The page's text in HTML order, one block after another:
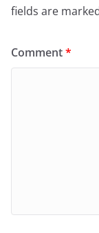
fields are
Comment*